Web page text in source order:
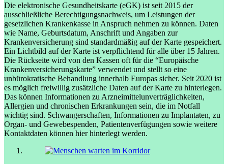
Die elektronische Gesundheitskarte (eGK) ist seit 2015 der
ausschließliche Berechtigungsnachweis, um Leistungen der
gesetzlichen Krankenkasse in Anspruch nehmen zu können. Daten
wie Name, Geburtsdatum, Anschrift und Angaben zur
Krankenversicherung sind standardmäßig auf der Karte gespeichert.
Ein Lichtbild auf der Karte ist verpflichtend für alle über 15 Jahren.
Die Rückseite wird von den Kassen oft für die “Europäische
Krankenversicherungskarte” verwendet und stellt so eine
unbürokratische Behandlung innerhalb Europas sicher. Seit 2020 ist
es möglich freiwillig zusätzliche Daten auf der Karte zu hinterlegen.
Das können Informationen zu Arzneimittelunverträglichkeiten,
Allergien und chronischen Erkrankungen sein, die im Notfall
wichtig sind. Schwangerschaften, Informationen zu Implantaten, zu
Organ- und Gewebespenden, Patientenverfügungen sowie weitere
Kontaktdaten können hier hinterlegt werden.